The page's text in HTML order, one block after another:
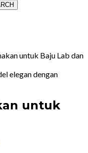
untuk Baju Lab dan
untuk